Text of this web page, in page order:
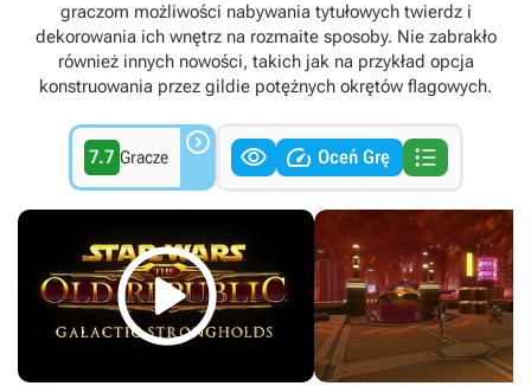
graczom możliwości nabywania tytułowych twierdz i
dekorowania ich wnętrz na rozmaite sposoby. Nie zabrakło
również innych nowości, takich jak na przykład opcja
konstruowania przez gildie potężnych okrętów flagowych.
7.7 Gracze    Oceń Grę 
